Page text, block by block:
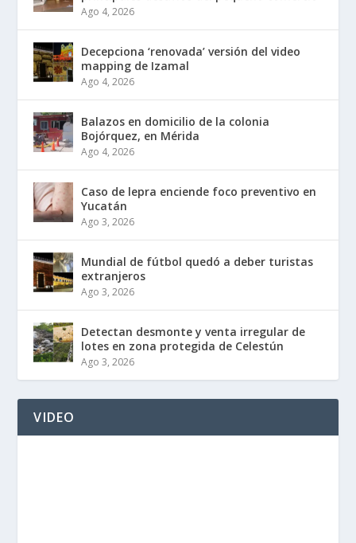
Ago 4, 2026
Decepciona ‘renovada’ versión del video
mapping de Izamal
Ago 4, 2026
Balazos en domicilio de la colonia
Bojórquez, en Mérida
Ago 4, 2026
Caso de lepra enciende foco preventivo en
Yucatán
Ago 3, 2026
Mundial de fútbol quedó a deber turistas
extranjeros
Ago 3, 2026
Detectan desmonte y venta irregular de
lotes en zona protegida de Celestún
Ago 3, 2026
VIDEO